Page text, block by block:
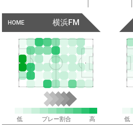
HOME 横浜FM
低 プレー割合 高 低